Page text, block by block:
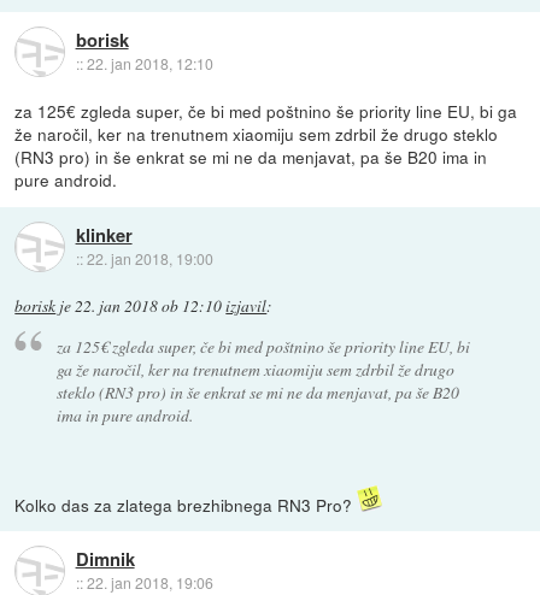
borisk
::22. jan 2018, 12:10
za 125€ zgleda super, če bi med poštnino še priority line EU, bi ga
že naročil, ker na trenutnem xiaomiju sem zdrbil že drugo steklo
(RN3 pro) in še enkrat se mi ne da menjavat, pa še B20 ima in
pure android.
klinker
::22. jan 2018, 19:00
borisk je22. jan 2018 ob 12:10izjavil:
za 125€ zgleda super, če bi med poštnino še priority line EU, bi
ga že naročil, ker na trenutnem xiaomiju sem zdrbil že drugo
steklo (RN3 pro) in še enkrat se mi ne da menjavat, pa še B20
ima in pure android.
Kolko das za zlatega brezhibnega RN3 Pro?
Dimnik
::22. jan 2018, 19:06